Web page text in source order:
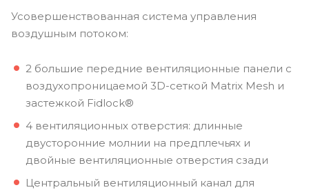
Усовершенствованная система управления
воздушным потоком:
2 большие передние вентиляционные панели с
воздухопроницаемой 3D-сеткой Matrix Mesh и
застежкой Fidlock®
4 вентиляционных отверстия: длинные
двусторонние молнии на предплечьях и
двойные вентиляционные отверстия сзади
Центральный вентиляционный канал для